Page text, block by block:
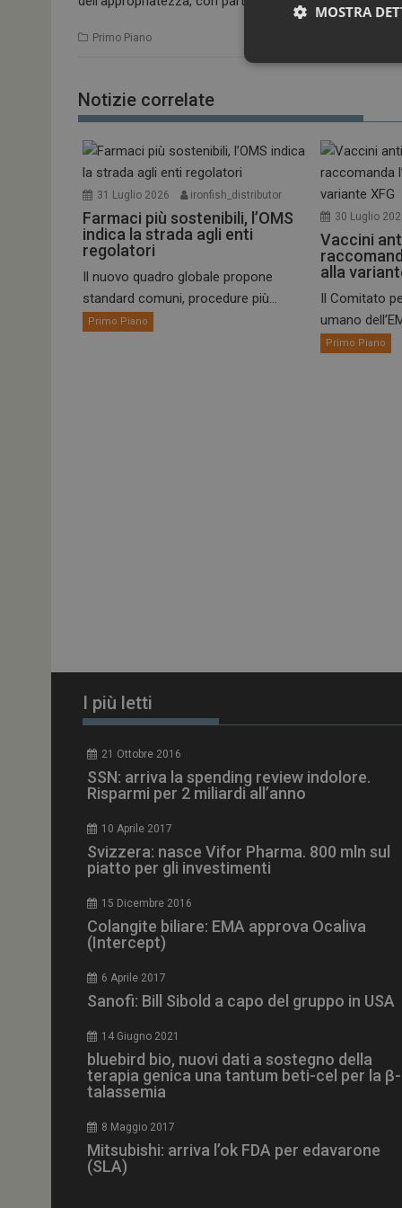
Primo Piano
Notizie correlate
31 Luglio 2026 ironfish_distributor
Farmaci più sostenibili, l’OMS
indica la strada agli enti
regolatori
Il nuovo quadro globale propone
standard comuni, procedure più...
Primo Piano
30 Luglio
Vaccini
alla
Il Comitato
umano
Primo Piano
I più letti
21 Ottobre 2016
SSN: arriva la spending review indolore.
Risparmi per 2 miliardi all’anno
10 Aprile 2017
Svizzera: nasce Vifor Pharma. 800 mln sul
piatto per gli investimenti
15 Dicembre 2016
Colangite biliare: EMA approva Ocaliva
(Intercept)
6 Aprile 2017
Sanofi: Bill Sibold a capo del gruppo in USA
14 Giugno 2021
bluebird bio, nuovi dati a sostegno della
terapia genica una tantum beti-cel per la β-
talassemia
8 Maggio 2017
Mitsubishi: arriva l’ok FDA per edavarone
(SLA)
MOSTRA
I cookie necessari
e l'accesso alle
NOME
_ga
_ga_Z2VT792F98
ironfish-tracking-
NOME
__Secure-
tracking-sites-
tracking-named-
__Secure-YNID